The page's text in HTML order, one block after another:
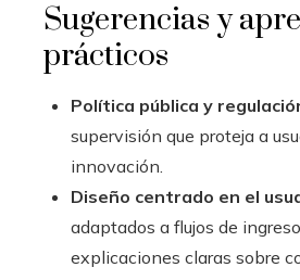
Sugerencias y
prácticos
Política pública y
supervisión que proteja a
innovación.
Diseño centrado en el
adaptados a flujos de
explicaciones claras sobre